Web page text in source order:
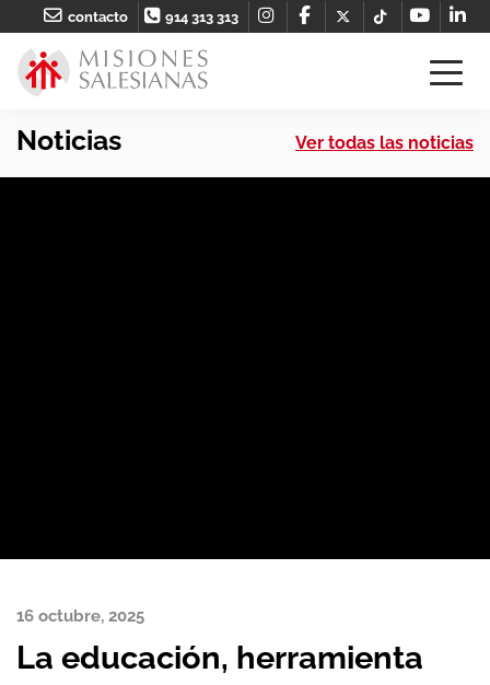
contacto 914 313 313
Noticias Ver todas las noticias
16 octubre, 2025
La educación, herramienta